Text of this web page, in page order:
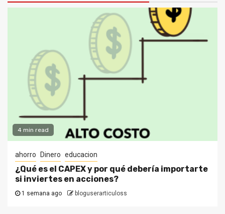
4 min read
ahorro Dinero educacion
¿Qué es el CAPEX y por qué debería importarte
si inviertes en acciones?
1 semana ago bloguserarticuloss